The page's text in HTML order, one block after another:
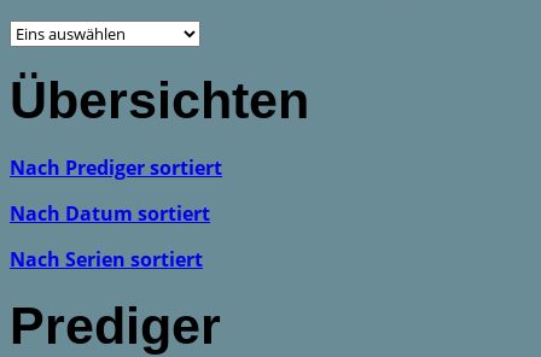
Übersichten
Nach Prediger sortiert
Nach Datum sortiert
Nach Serien sortiert
Prediger